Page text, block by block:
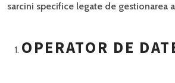
sarcini specifice legate de gestionarea
OPERATOR DE